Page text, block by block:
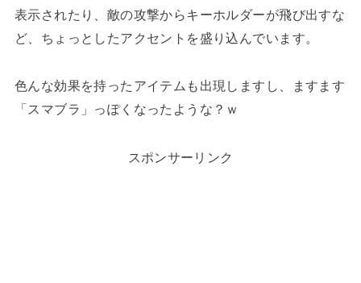
表示されたり、敵の攻撃からキーホルダーが飛び出すな
ど、ちょっとしたアクセントを盛り込んでいます。
色んな効果を持ったアイテムも出現しますし、ますます
「スマブラ」っぽくなったような？ｗ
スポンサーリンク